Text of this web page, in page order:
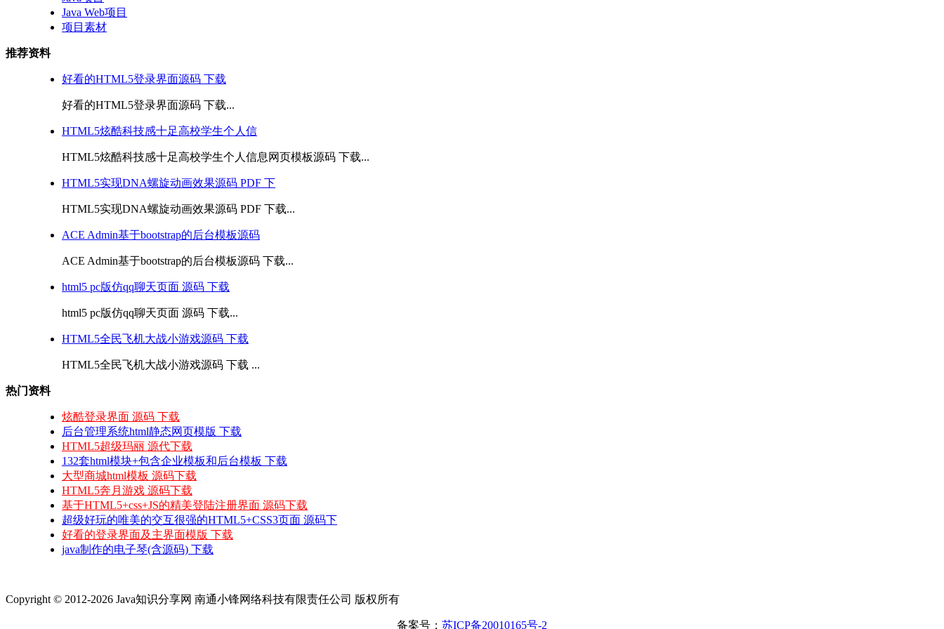
Java Web项目
项目素材
推荐资料
好看的HTML5登录界面源码 下载
好看的HTML5登录界面源码 下载...
HTML5炫酷科技感十足高校学生个人信
HTML5炫酷科技感十足高校学生个人信息网页模板源码 下载...
HTML5实现DNA螺旋动画效果源码 PDF 下
HTML5实现DNA螺旋动画效果源码 PDF 下载...
ACE Admin基于bootstrap的后台模板源码
ACE Admin基于bootstrap的后台模板源码 下载...
html5 pc版仿qq聊天页面 源码 下载
html5 pc版仿qq聊天页面 源码 下载...
HTML5全民飞机大战小游戏源码 下载
HTML5全民飞机大战小游戏源码 下载 ...
热门资料
炫酷登录界面 源码 下载
后台管理系统html静态网页模版 下载
HTML5超级玛丽 源代下载
132套html模块+包含企业模板和后台模板 下载
大型商城html模板 源码下载
HTML5奔月游戏 源码下载
基于HTML5+css+JS的精美登陆注册界面 源码下载
超级好玩的唯美的交互很强的HTML5+CSS3页面 源码下
好看的登录界面及主界面模版 下载
java制作的电子琴(含源码) 下载
Copyright © 2012-2026 Java知识分享网 南通小锋网络科技有限责任公司 版权所有
备案号： 苏ICP备20010165号-2